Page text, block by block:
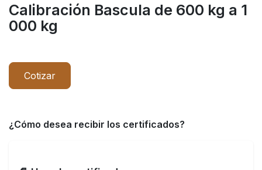
Calibración Bascula de 600 kg a 1
000 kg
Cotizar
¿Cómo desea recibir los certificados?